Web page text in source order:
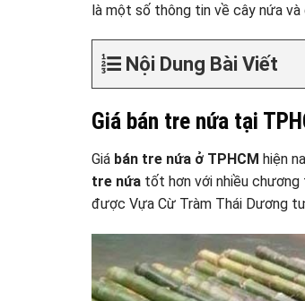
là một số thông tin về cây nứa và
Nội Dung Bài Viết
Giá bán tre nứa tại
Giá bán tre nứa ở TPHCM hiện
tre nứa tốt hơn với nhiều chương
được Vựa Cừ Tràm Thái Dương